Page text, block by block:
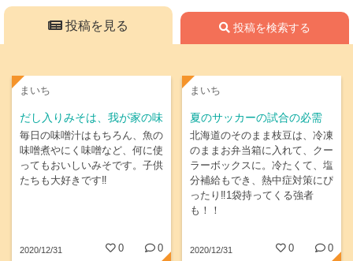
投稿を見る 投稿を検索する
まいち
だし入りみそは、我が家の味
毎日の味噌汁はもちろん、魚の
味噌煮やにく味噌など、何に使
ってもおいしいみそです。子供
たちも大好きです‼
2020/12/31 0 0
まいち
夏のサッカーの試合の必需
品！
北海道のそのまま枝豆は、冷凍
のままお弁当箱に入れて、クー
ラーボックスに。冷たくて、塩
分補給もでき、熱中症対策にぴ
ったり‼1袋持ってくる強者
も！！
2020/12/31 0 0